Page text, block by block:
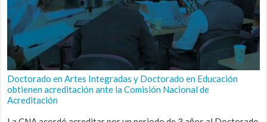
Doctorado en Artes Integradas y Doctorado en Educación
obtienen acreditación ante la Comisión Nacional de
Acreditación